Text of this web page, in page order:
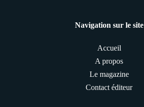
Navigation sur le site
Accueil
A propos
Le magazine
Contact éditeur